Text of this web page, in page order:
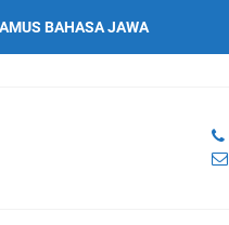
BAHASA JAWA
Islami